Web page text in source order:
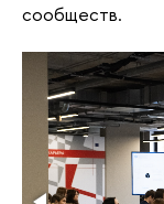
сообществ.